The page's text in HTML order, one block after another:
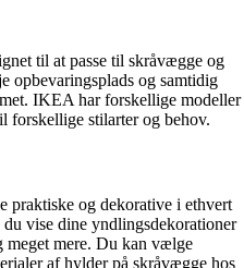
til at passe til skråvægge og
opbevaringsplads og samtidig
IKEA har forskellige modeller
forskellige stilarter og behov.
praktiske og dekorative i ethvert
vise dine yndlingsdekorationer
meget mere. Du kan vælge
af hylder på skråvægge hos